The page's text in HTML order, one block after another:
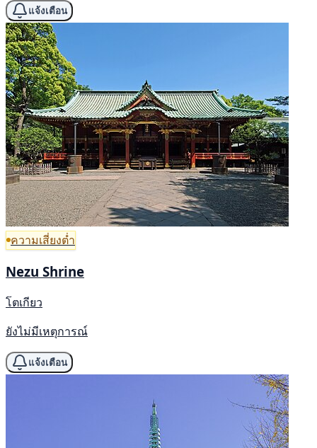
แจ้งเตือน
ความเสี่ยงต่ำ
Nezu Shrine
โตเกียว
ยังไม่มีเหตุการณ์
แจ้งเตือน